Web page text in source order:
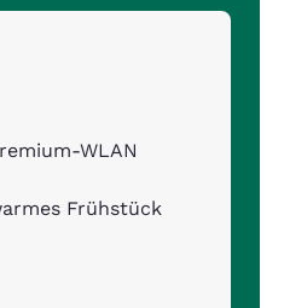
WLAN
Frühstück